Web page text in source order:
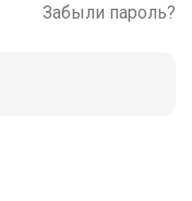
Забыли пароль?